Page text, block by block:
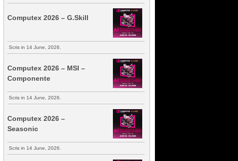
Computex 2026 – G.Skill
Scris in 14 June, 2026.
Computex 2026 – MSI –
Componente
Scris in 14 June, 2026.
Computex 2026 –
Seasonic
Scris in 14 June, 2026.